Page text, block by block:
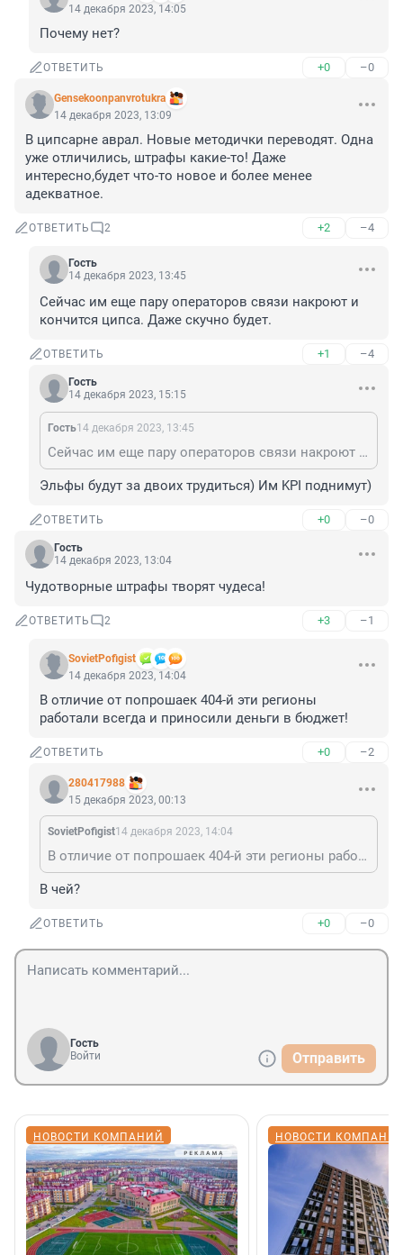
14 декабря 2023, 14:05
Почему нет?
ОТВЕТИТЬ +0 –0
Gensekoonpanvrotukra
14 декабря 2023, 13:09
В ципсарне аврал. Новые методички переводят. Одна
уже отличились, штрафы какие-то! Даже
интересно,будет что-то новое и более менее
адекватное.
ОТВЕТИТЬ 2 +2 –4
Гость
14 декабря 2023, 13:45
Сейчас им еще пару операторов связи накроют и
кончится ципса. Даже скучно будет.
ОТВЕТИТЬ +1 –4
Гость
14 декабря 2023, 15:15
Гость14 декабря 2023, 13:45
Сейчас им еще пару операторов связи накроют и кончится ципса. Даже скучно будет.
Эльфы будут за двоих трудиться) Им KPI поднимут)
ОТВЕТИТЬ +0 –0
Гость
14 декабря 2023, 13:04
Чудотворные штрафы творят чудеса!
ОТВЕТИТЬ 2 +3 –1
SovietPofigist
14 декабря 2023, 14:04
В отличие от попрошаек 404-й эти регионы
работали всегда и приносили деньги в бюджет!
ОТВЕТИТЬ +0 –2
280417988
15 декабря 2023, 00:13
SovietPofigist14 декабря 2023, 14:04
В отличие от попрошаек 404-й эти регионы работали всегда и приносили деньги в бюджет!
В чей?
ОТВЕТИТЬ +0 –0
Гость
Войти
Отправить
НОВОСТИ КОМПАНИЙ НОВОСТИ